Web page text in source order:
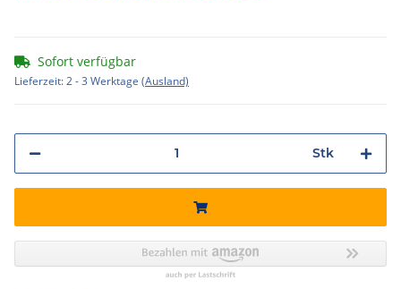
Sofort verfügbar
Lieferzeit:2 - 3 Werktage (Ausland)
Stk